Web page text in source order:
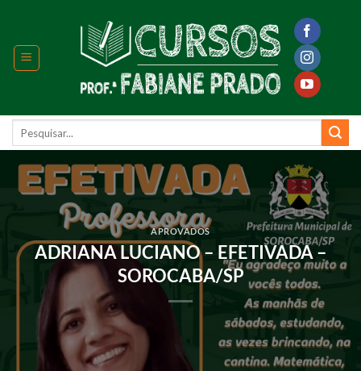
content
Pesquisar
APROVADOS
ADRIANA LUCIANO – EFETIVADA –
SOROCABA/SP